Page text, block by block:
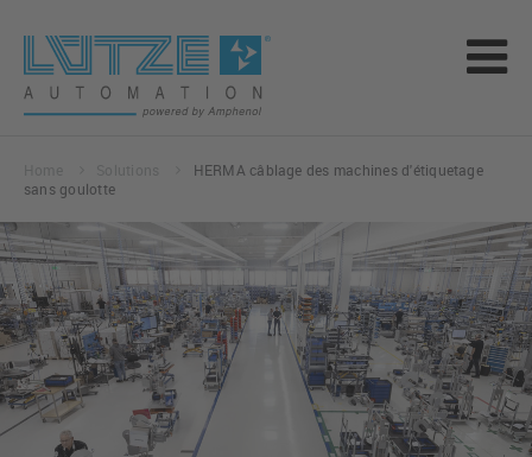
HERMA câblage des machines d'étiquetage
sans goulotte